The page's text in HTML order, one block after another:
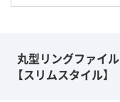
丸型リングファイル
【スリムスタイル】